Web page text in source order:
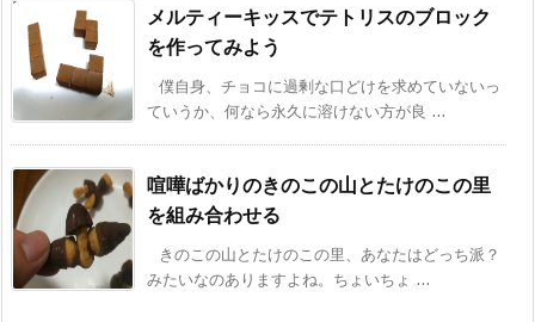
メルティーキッスでテトリスのブロック
を作ってみよう
僕自身、チョコに過剰な口どけを求めていないっ
ていうか、何なら永久に溶けない方が良 ...
喧嘩ばかりのきのこの山とたけのこの里
を組み合わせる
きのこの山とたけのこの里、あなたはどっち派？
みたいなのありますよね。ちょいちょ ...